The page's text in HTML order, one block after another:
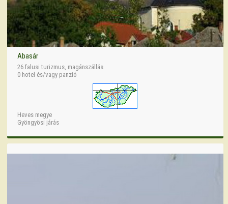
Abasár
26 falusi turizmus, magánszállás
0 hotel és/vagy panzió
Heves megye
Gyöngyösi járás